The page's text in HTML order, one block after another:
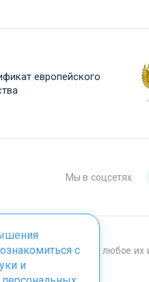
европейского
Мы в соцсетях
ООО "Он Клиник", любое их
с
и